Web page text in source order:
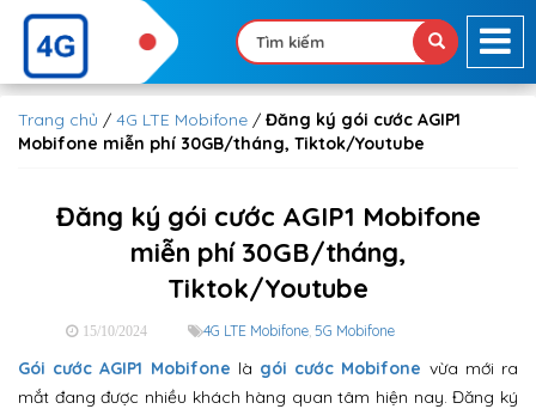
Trang chủ / 4G LTE Mobifone / Đăng ký gói cước AGIP1
Mobifone miễn phí 30GB/tháng, Tiktok/Youtube
Đăng ký gói cước AGIP1 Mobifone
miễn phí 30GB/tháng,
Tiktok/Youtube
15/10/2024 4G LTE Mobifone, 5G Mobifone
Gói cước AGIP1 Mobifone là gói cước Mobifone vừa mới ra
mắt đang được nhiều khách hàng quan tâm hiện nay. Đăng ký